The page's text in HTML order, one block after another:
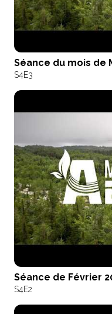
Séance du mois de
S4E3
Séance de Février
S4E2